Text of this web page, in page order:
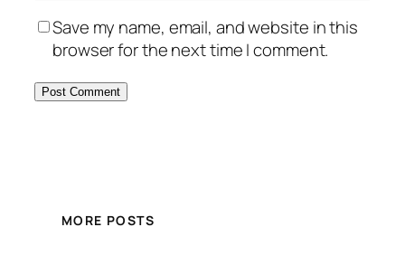
Save my name, email, and website in this
browser for the next time I comment.
MORE POSTS